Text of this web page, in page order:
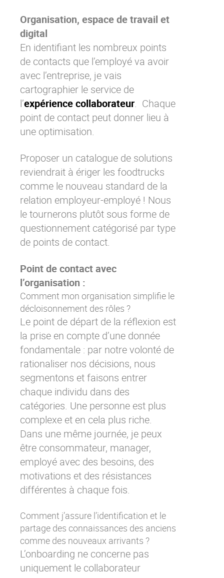
Organisation, espace de travail et
digital
En identifiant les nombreux points
de contacts que l’employé va avoir
avec l’entreprise, je vais
cartographier le service de
l’expérience collaborateur. Chaque
point de contact peut donner lieu à
une optimisation.
Proposer un catalogue de solutions
reviendrait à ériger les foodtrucks
comme le nouveau standard de la
relation employeur-employé ! Nous
le tournerons plutôt sous forme de
questionnement catégorisé par type
de points de contact.
Point de contact avec
l’organisation :
Comment mon organisation simplifie le
décloisonnement des rôles ?
Le point de départ de la réflexion est
la prise en compte d’une donnée
fondamentale : par notre volonté de
rationaliser nos décisions, nous
segmentons et faisons entrer
chaque individu dans des
catégories. Une personne est plus
complexe et en cela plus riche.
Dans une même journée, je peux
être consommateur, manager,
employé avec des besoins, des
motivations et des résistances
différentes à chaque fois.
Comment j’assure l’identification et le
partage des connaissances des anciens
comme des nouveaux arrivants ?
L’onboarding ne concerne pas
uniquement le collaborateur